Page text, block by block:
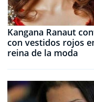
Kangana Ranaut
con vestidos rojos
reina de la moda